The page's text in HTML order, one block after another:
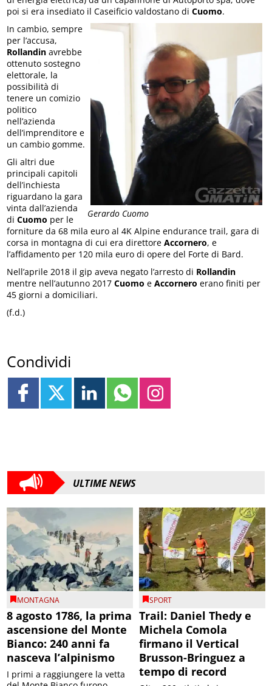
poi si era insediato il Caseificio valdostano diCuomo.
Gerardo Cuomo
In cambio, sempre
per l’accusa,
Rollandin avrebbe
ottenuto sostegno
elettorale, la
possibilità di
tenere un comizio
politico
nell’azienda
dell’imprenditore e
un cambio gomme.
Gli altri due
principali capitoli
dell’inchiesta
riguardano la gara
vinta dall’azienda
diCuomo per le
forniture da 68 mila euro al 4K Alpine endurance trail, gara di
corsa in montagna di cui era direttoreAccornero, e
l’affidamento per 120 mila euro di opere del Forte di Bard.
Nell’aprile 2018 il gip aveva negato l’arresto di Rollandin
mentre nell’autunno 2017Cuomo eAccornero erano finiti per
45 giorni a domiciliari.
(f.d.)
Condividi
ULTIME NEWS
MONTAGNA
8 agosto 1786, la prima
ascensione del Monte
Bianco: 240 anni fa
nasceva l’alpinismo
I primi a raggiungere la vetta
SPORT
Trail: Daniel Thedy e
Michela Comola
firmano il Vertical
Brusson-Bringuez a
tempo di record